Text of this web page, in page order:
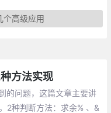
个高级应用
方法实现
的问题，这篇文章主要讲
2种判断方法：求余% 、&